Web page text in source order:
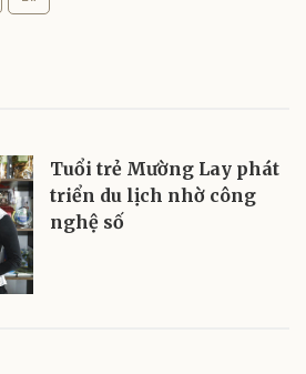
Tuổi trẻ Mường Lay phát
triển du lịch nhờ công
nghệ số